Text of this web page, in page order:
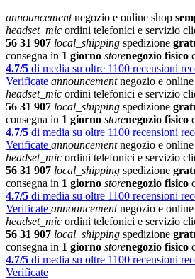
announcementnegozio e online shop
headset_mic ordini telefonici e servizio
56 31 907 local_shipping spedizione
consegna in 1 giorno storenegozio fisico
4.7/5 di media su oltre 1100 recensioni
Verificate announcementnegozio e online
headset_mic ordini telefonici e servizio
56 31 907 local_shipping spedizione
consegna in 1 giorno storenegozio fisico
4.7/5 di media su oltre 1100 recensioni
Verificate announcementnegozio e online
headset_mic ordini telefonici e servizio
56 31 907 local_shipping spedizione
consegna in 1 giorno storenegozio fisico
4.7/5 di media su oltre 1100 recensioni
Verificate announcementnegozio e online
headset_mic ordini telefonici e servizio
56 31 907 local_shipping spedizione
consegna in 1 giorno storenegozio fisico
4.7/5 di media su oltre 1100 recensioni
Verificate